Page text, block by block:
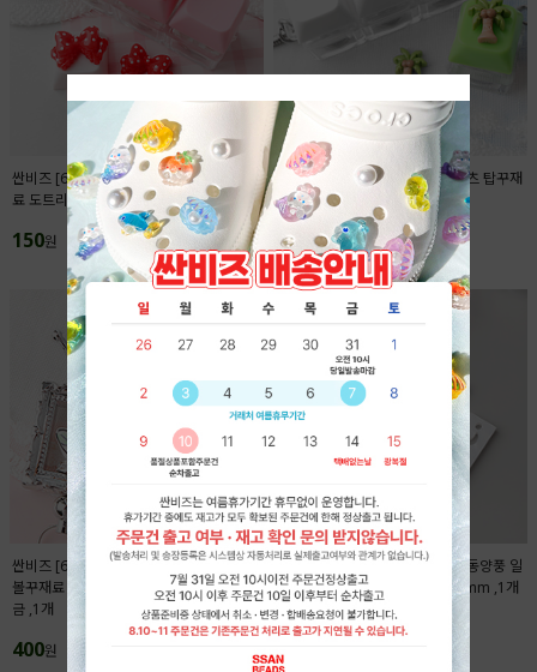
싼비즈 [6425-03]아크릴 키캡파츠 탑꾸재
료 도트리본 18x13.4mm ,1개
150원
싼비즈 [6422-14]아크릴 키캡파츠 탑꾸재
료 야자수 11.5x12.5mm ,1개
150 원
싼비즈 [6716-13]아크릴비즈 볼펜꾸미기
볼꾸재료 액자프레임 28x31.5mm 메탈도
금 ,1개
400원
싼비즈 [6709-12]아크릴펜던트 동양풍 일
본풍 탄자쿠 자개행운부적 7x30mm ,1개
200원